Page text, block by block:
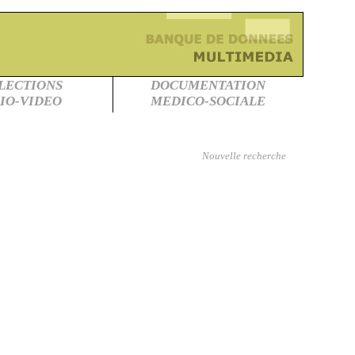
VIDEO
DOCUMENTATION
MEDICO-SOCIALE
Nouvelle recherche